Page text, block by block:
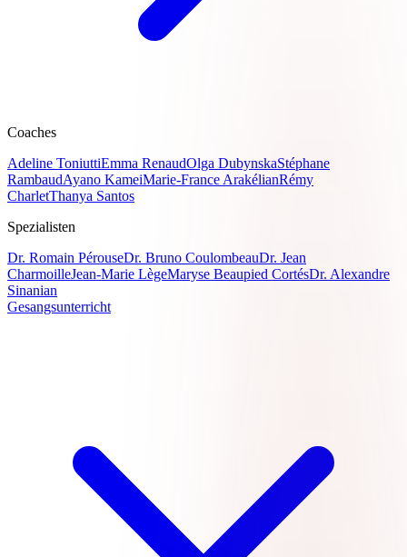
Coaches
Adeline ToniuttiEmma RenaudOlga DubynskaStéphane
RambaudAyano KameiMarie-France ArakélianRémy
CharletThanya Santos
Spezialisten
Dr. Romain PérouseDr. Bruno CoulombeauDr. Jean
CharmoilleJean-Marie LègeMaryse Beaupied CortésDr. Alexandre
Sinanian
Gesangsunterricht